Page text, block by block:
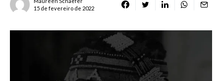
15 de fevereiro de 2022